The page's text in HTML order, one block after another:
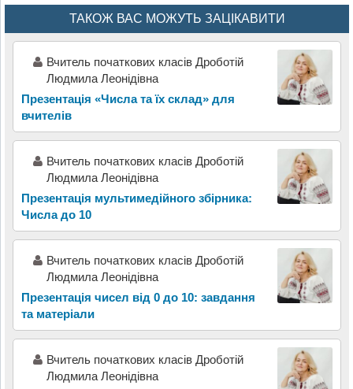
ТАКОЖ ВАС МОЖУТЬ ЗАЦІКАВИТИ
Вчитель початкових класів Дроботій
Людмила Леонідівна
Презентація «Числа та їх склад» для
вчителів
Вчитель початкових класів Дроботій
Людмила Леонідівна
Презентація мультимедійного збірника:
Числа до 10
Вчитель початкових класів Дроботій
Людмила Леонідівна
Презентація чисел від 0 до 10: завдання
та матеріали
Вчитель початкових класів Дроботій
Людмила Леонідівна